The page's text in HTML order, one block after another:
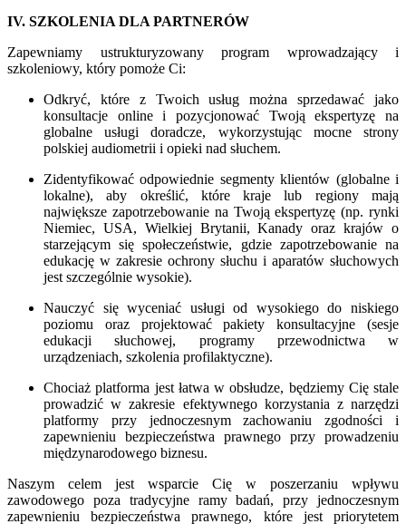
IV. SZKOLENIA DLA PARTNERÓW
Zapewniamy ustrukturyzowany program wprowadzający i
szkoleniowy, który pomoże Ci:
Odkryć, które z Twoich usług można sprzedawać jako
konsultacje online i pozycjonować Twoją ekspertyzę na
globalne usługi doradcze, wykorzystując mocne strony
polskiej audiometrii i opieki nad słuchem.
Zidentyfikować odpowiednie segmenty klientów (globalne i
lokalne), aby określić, które kraje lub regiony mają
największe zapotrzebowanie na Twoją ekspertyzę (np. rynki
Niemiec, USA, Wielkiej Brytanii, Kanady oraz krajów o
starzejącym się społeczeństwie, gdzie zapotrzebowanie na
edukację w zakresie ochrony słuchu i aparatów słuchowych
jest szczególnie wysokie).
Nauczyć się wyceniać usługi od wysokiego do niskiego
poziomu oraz projektować pakiety konsultacyjne (sesje
edukacji słuchowej, programy przewodnictwa w
urządzeniach, szkolenia profilaktyczne).
Chociaż platforma jest łatwa w obsłudze, będziemy Cię stale
prowadzić w zakresie efektywnego korzystania z narzędzi
platformy przy jednoczesnym zachowaniu zgodności i
zapewnieniu bezpieczeństwa prawnego przy prowadzeniu
międzynarodowego biznesu.
Naszym celem jest wsparcie Cię w poszerzaniu wpływu
zawodowego poza tradycyjne ramy badań, przy jednoczesnym
zapewnieniu bezpieczeństwa prawnego, które jest priorytetem